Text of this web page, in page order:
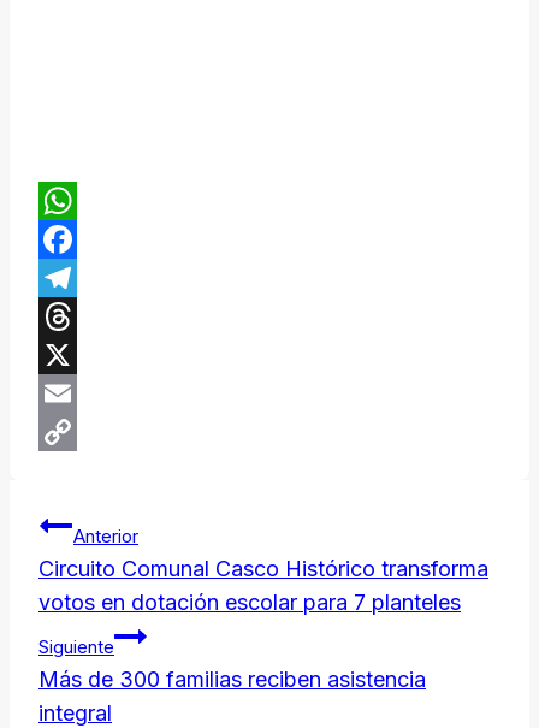
WhatsApp
Facebook
Telegram
Threads
X
Email
Navegación
de
entradas
Anterior
Circuito Comunal Casco Histórico transforma
votos en dotación escolar para 7 planteles
Siguiente
Más de 300 familias reciben asistencia
integral